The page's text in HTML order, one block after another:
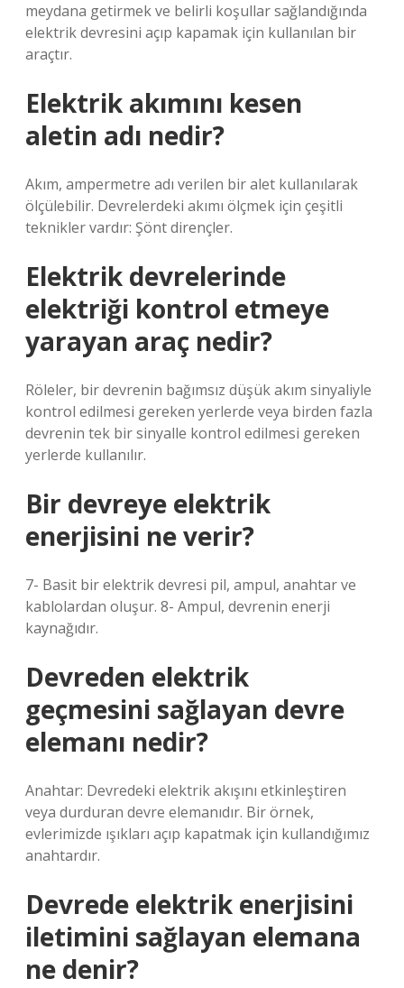
meydana getirmek ve belirli koşullar sağlandığında
elektrik devresini açıp kapamak için kullanılan bir
araçtır.
Elektrik akımını kesen
aletin adı nedir?
Akım, ampermetre adı verilen bir alet kullanılarak
ölçülebilir. Devrelerdeki akımı ölçmek için çeşitli
teknikler vardır: Şönt dirençler.
Elektrik devrelerinde
elektriği kontrol etmeye
yarayan araç nedir?
Röleler, bir devrenin bağımsız düşük akım sinyaliyle
kontrol edilmesi gereken yerlerde veya birden fazla
devrenin tek bir sinyalle kontrol edilmesi gereken
yerlerde kullanılır.
Bir devreye elektrik
enerjisini ne verir?
7- Basit bir elektrik devresi pil, ampul, anahtar ve
kablolardan oluşur. 8- Ampul, devrenin enerji
kaynağıdır.
Devreden elektrik
geçmesini sağlayan devre
elemanı nedir?
Anahtar: Devredeki elektrik akışını etkinleştiren
veya durduran devre elemanıdır. Bir örnek,
evlerimizde ışıkları açıp kapatmak için kullandığımız
anahtardır.
Devrede elektrik enerjisini
iletimini sağlayan elemana
ne denir?